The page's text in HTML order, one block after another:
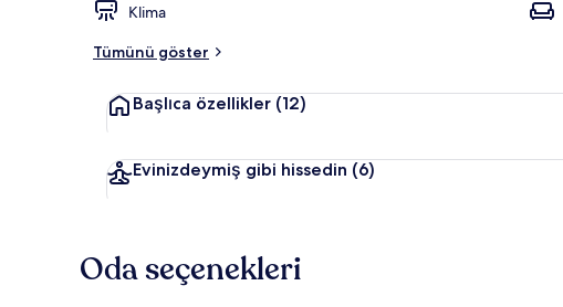
Klima
Tümünü göster
Başlıca özellikler (12)
Evinizdeymiş gibi hissedin (6)
Oda seçenekleri